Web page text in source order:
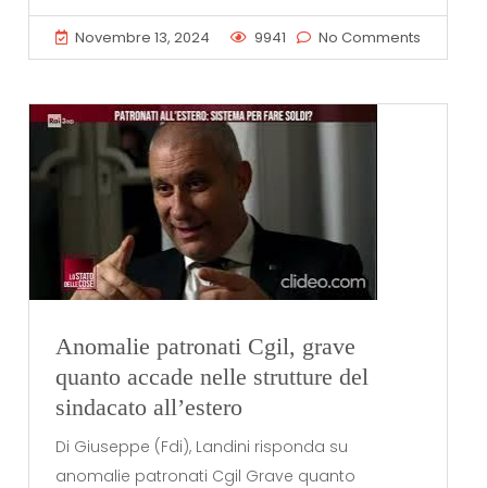
Novembre 13, 2024 9941 No Comments
Anomalie patronati Cgil, grave
quanto accade nelle strutture del
sindacato all’estero
Di Giuseppe (Fdi), Landini risponda su
anomalie patronati Cgil Grave quanto